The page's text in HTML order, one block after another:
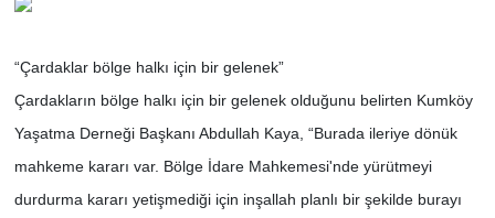
“Çardaklar bölge halkı için bir gelenek”
Çardakların bölge halkı için bir gelenek olduğunu belirten Kumköy
Yaşatma Derneği Başkanı Abdullah Kaya, “Burada ileriye dönük
mahkeme kararı var. Bölge İdare Mahkemesi'nde yürütmeyi
durdurma kararı yetişmediği için inşallah planlı bir şekilde burayı